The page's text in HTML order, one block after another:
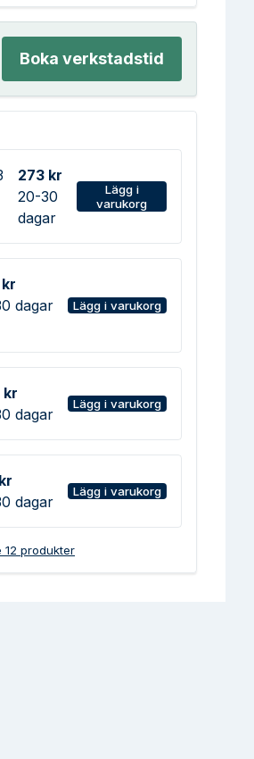
Boka verkstadstid
273 kr
20-30
dagar
Lägg i
varukorg
dagar
Lägg i varukorg
kr
dagar
Lägg i varukorg
dagar
Lägg i varukorg
12 produkter